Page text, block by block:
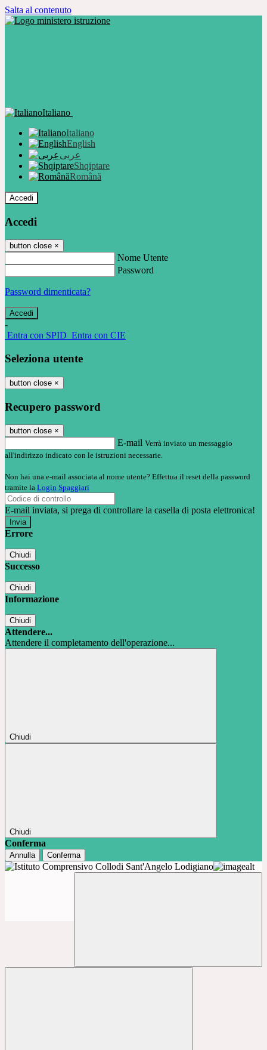
Salta al contenuto
Italiano
Italiano
English
عربى
Shqiptare
Română
Accedi
Accedi
button close ×
Nome Utente
Password
Password dimenticata?
-
Entra con SPID Entra con CIE
Seleziona utente
button close ×
Recupero password
button close ×
E-mail Verrà inviato un messaggio
all'indirizzo indicato con le istruzioni necessarie.
Non hai una e-mail associata al nome utente? Effettua il reset della password
tramite la Login Spaggiari
E-mail inviata, si prega di controllare la casella di posta elettronica!
Errore
Chiudi
Successo
Chiudi
Informazione
Chiudi
Attendere...
Attendere il completamento dell'operazione...
Chiudi
Chiudi
Conferma
Annulla Conferma